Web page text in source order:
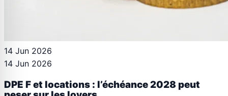
14 Jun 2026
14 Jun 2026
DPE F et locations : l’échéance 2028 peut